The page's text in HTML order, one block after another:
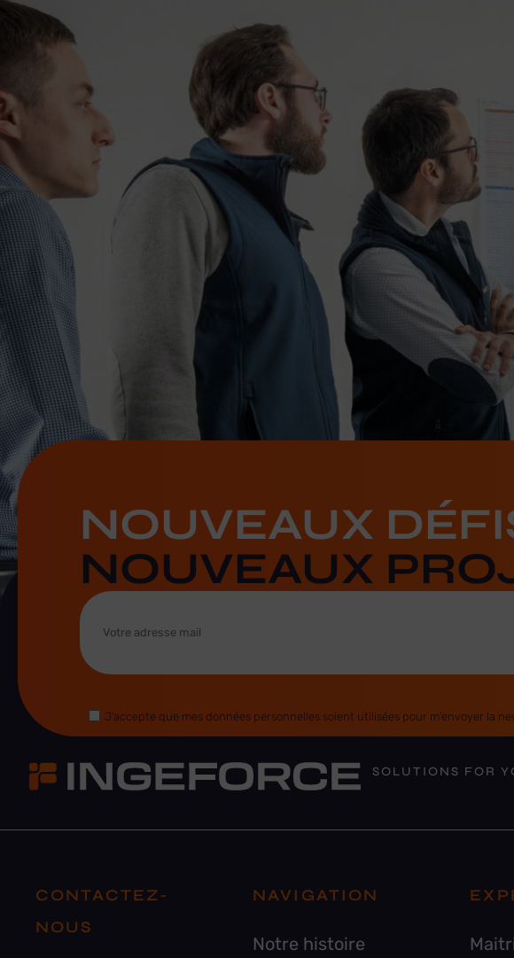
NOUVEAUX
NOUVEAUX
J’accepte que mes données personnelles soient utilisées pour m’envoyer
SOLUTIONS FOR
CONTACTEZ-
NOUS
NAVIGATION
Notre histoire